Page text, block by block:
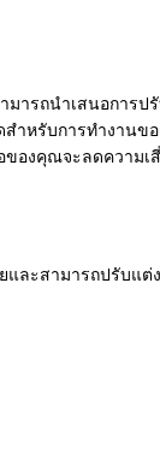
มารถนำเสนอกา
หรับการทำงานข
องคุณจะลดความ
และสามารถปรับ